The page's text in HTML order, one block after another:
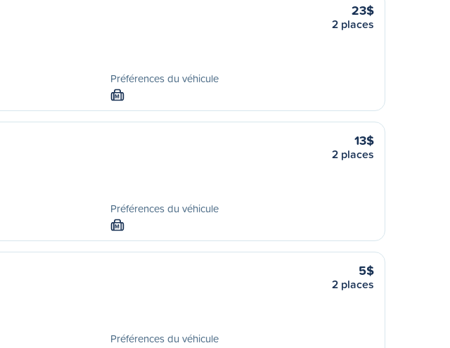
Préférences du véhicule
M
23$
2 places
Préférences du véhicule
M
13$
2 places
Préférences du véhicule
5$
2 places